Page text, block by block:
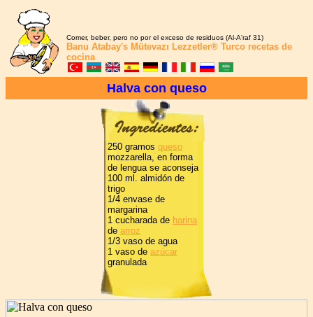
Comer, beber, pero no por el exceso de residuos (Al-A'raf 31)
Banu Atabay's Mütevazı Lezzetler® Turco recetas de
cocina
Halva con queso
250 gramos queso
mozzarella, en forma
de lengua se aconseja
100 ml. almidón de
trigo
1/4 envase de
margarina
1 cucharada de harina
de arroz
1/3 vaso de agua
1 vaso de azúcar
granulada